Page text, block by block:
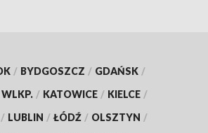
/ BYDGOSZCZ / GDAŃSK /
/ KATOWICE / KIELCE /
/ LUBLIN / ŁÓDŹ / OLSZTYN /